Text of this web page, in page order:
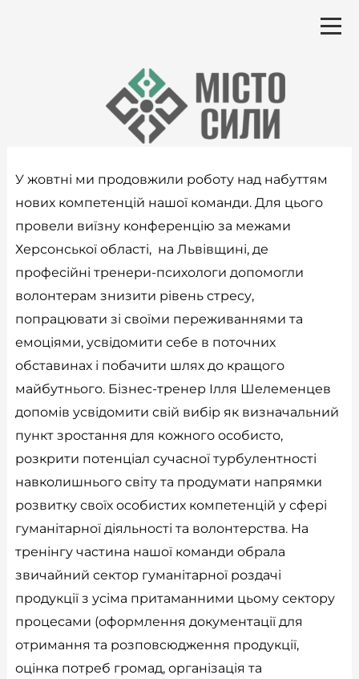
У жовтні ми продовжили роботу над набуттям
нових компетенцій нашої команди. Для цього
провели виїзну конференцію за межами
Херсонської області, на Львівщині, де
професійні тренери-психологи допомогли
волонтерам знизити рівень стресу,
попрацювати зі своїми переживаннями та
емоціями, усвідомити себе в поточних
обставинах і побачити шлях до кращого
майбутнього. Бізнес-тренер Ілля Шелеменцев
допомів усвідомити свій вибір як визначальний
пункт зростання для кожного особисто,
розкрити потенціал сучасної турбулентності
навколишнього світу та продумати напрямки
розвитку своїх особистих компетенцій у сфері
гуманітарної діяльності та волонтерства. На
тренінгу частина нашої команди обрала
звичайний сектор гуманітарної роздачі
продукції з усіма притаманними цьому сектору
процесами (оформлення документації для
отримання та розповсюдження продукції,
оцінка потреб громад, організація та